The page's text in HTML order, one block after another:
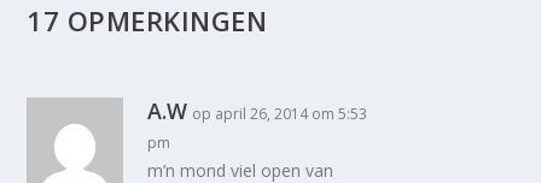
17 OPMERKINGEN
A.W op april 26, 2014 om 5:53
pm
m’n mond viel open van